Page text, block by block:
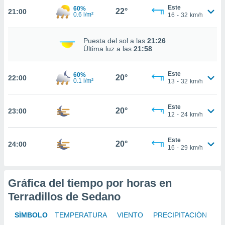
de que
el sitio
para
o
aunque
no
web a
abono
21:00
60%
0.6 l/m²
22°
Este
16 - 32 km/h
Puesta del sol a las 21:26
Última luz a las 21:58
22:00
60%
0.1 l/m²
20°
Este
13 - 32 km/h
23:00 20°
Este
12 - 24 km/h
24:00 20°
Este
16 - 29 km/h
Gráfica del tiempo por horas en
Terradillos de Sedano
SÍMBOLO TEMPERATURA VIENTO PRECIPITACIÓN